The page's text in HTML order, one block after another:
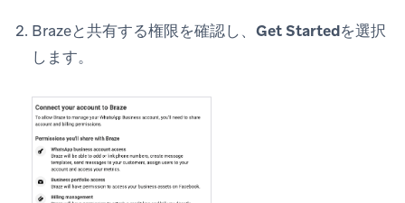
Brazeと共有する権限を確認し、 Get Startedを選択
します。